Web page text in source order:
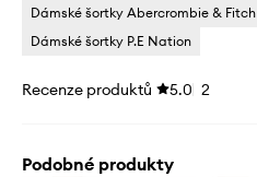
Dámské šortky Abercrombie & Fitch
Dámské šortky P.E Nation
Recenze produktů 5.0 2
Podobné produkty